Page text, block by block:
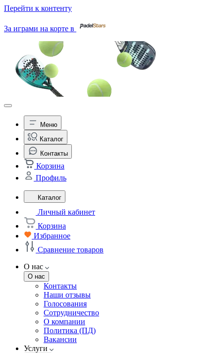
Перейти к контенту
За играми на корте в
Меню
Каталог
Контакты
Корзина
Профиль
Каталог
Личный кабинет
Корзина
Избранное
Сравнение товаров
О нас
О нас
Контакты
Наши отзывы
Голосования
Сотрудничество
О компании
Политика (ПД)
Вакансии
Услуги